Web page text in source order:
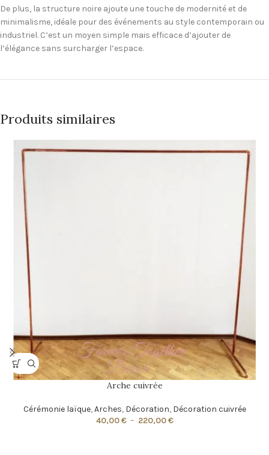
De plus, la structure noire ajoute une touche de modernité et de
minimalisme, idéale pour des événements au style contemporain ou
industriel. C’est un moyen simple mais efficace d’ajouter de
l’élégance sans surcharger l’espace.
Produits similaires
Arche cuivrée
Cérémonie laïque,Arches, Décoration, Décoration cuivrée
40,00€ – 220,00€